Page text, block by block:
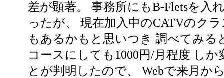
差が顕著。 事務所にもB-Fletsを入
ったが、 現在加入中のCATVのク
もあるかもと思いつき 調べてみる
コースにしても1000円/月程度 し
とが判明したので、 Webで来月か